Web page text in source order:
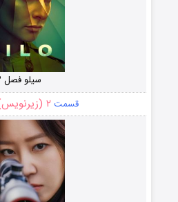
سیلو فصل ۳
قسمت ۲ (زیرنویس)